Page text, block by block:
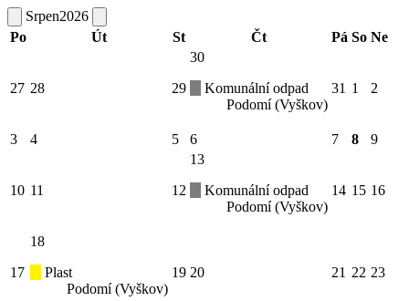
Srpen2026
Po
Út St Čt Pá So Ne
27 28 29
30
Komunální odpad
Podomí (Vyškov)
31 1 2
3 4 5 6 7 8 9
10 11 12
13
Komunální odpad
Podomí (Vyškov)
14 15 16
17
18
Plast
Podomí (Vyškov)
19 20 21 22 23